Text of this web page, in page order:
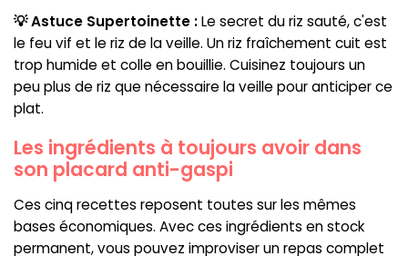
💡 Astuce Supertoinette :Le secret du riz sauté, c'est
le feu vif et le riz de la veille. Un riz fraîchement cuit est
trop humide et colle en bouillie. Cuisinez toujours un
peu plus de riz que nécessaire la veille pour anticiper ce
plat.
Les ingrédients à toujours avoir dans
son placard anti-gaspi
Ces cinq recettes reposent toutes sur les mêmes
bases économiques. Avec ces ingrédients en stock
permanent, vous pouvez improviser un repas complet